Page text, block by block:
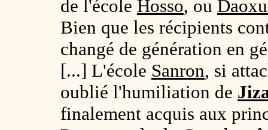
de l'école Hosso, ou
Bien que les récipients
changé de génération en
[...] L'école Sanron, si
oublié l'humiliation de
finalement acquis aux